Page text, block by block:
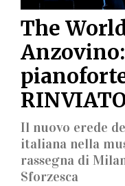
The
Il nuovo erede
italiana nella
rassegna di
Sforzesca